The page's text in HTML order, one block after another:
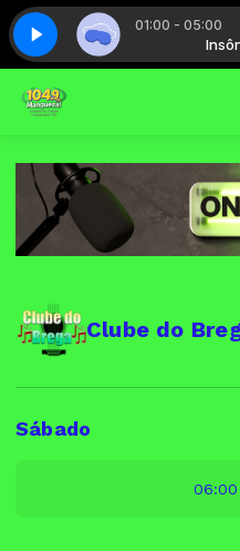
01:00 - 05:00
Padrão
05
Clube do
Sábado